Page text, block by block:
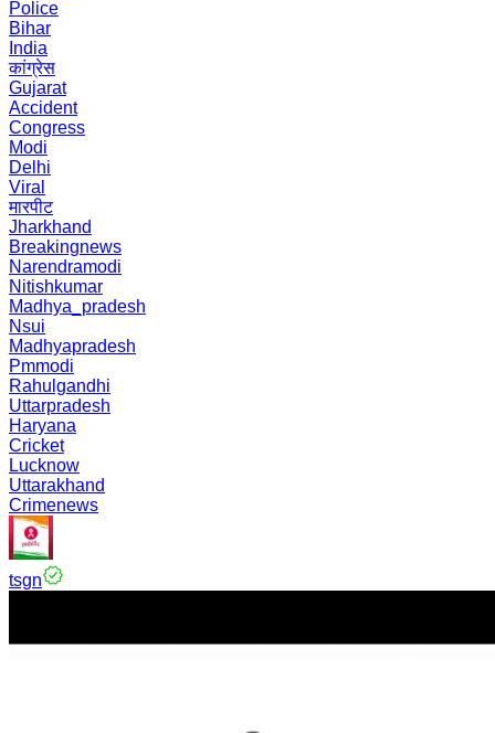
Police
Bihar
India
कांग्रेस
Gujarat
Accident
Congress
Modi
Delhi
Viral
मारपीट
Jharkhand
Breakingnews
Narendramodi
Nitishkumar
Madhya_pradesh
Nsui
Madhyapradesh
Pmmodi
Rahulgandhi
Uttarpradesh
Haryana
Cricket
Lucknow
Uttarakhand
Crimenews
tsgn